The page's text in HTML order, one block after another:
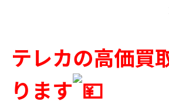
テレカの高価買
ります